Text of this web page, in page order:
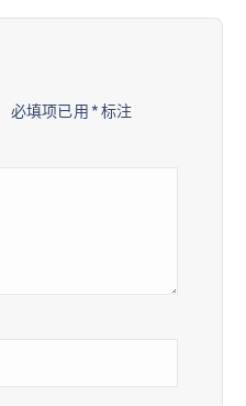
必填项已用 *标注